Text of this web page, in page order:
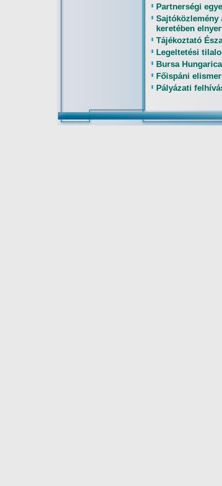
Partnerségi
Sajtóközlemény
keretében
Tájékoztató
Legeltetési
Bursa
Főispáni
Pályázati